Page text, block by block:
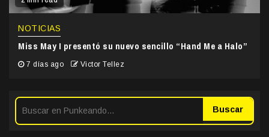
NOTICIAS
Miss May I presentó su nuevo sencillo “Hand Me a Halo”
7 días ago Victor Tellez
Buscar